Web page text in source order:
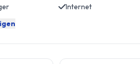
Internet